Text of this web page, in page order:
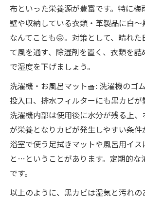
布といった栄養源が豊富です。特に梅
壁や収納している衣類・革製品に白
なんてことも😖。対策として、晴れた
て風を通す、除湿剤を置く、衣類を
で湿度を下げましょう。
洗濯機・お風呂マット🧺: 洗濯機のゴ
投入口、排水フィルターにも黒カビが
洗濯機内部は使用後に水分が残る上
が栄養となりカビが発生しやすい条件
浴室で使う足拭きマットや風呂用イス
と…ということがあります。定期的な
です。
以上のように、黒カビは湿気と汚れ